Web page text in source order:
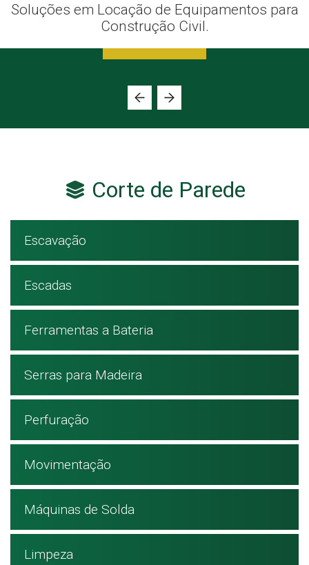
Soluções em Locação de Equipamentos para
Construção Civil.
Corte de Parede
Escavação
Escadas
Ferramentas a Bateria
Serras para Madeira
Perfuração
Movimentação
Máquinas de Solda
Limpeza